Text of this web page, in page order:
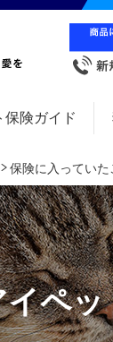
保険ガイド
保険に入っていた
ペッ